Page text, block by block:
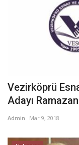
Vezirköprü
Adayı
Admin Mar 9, 2018